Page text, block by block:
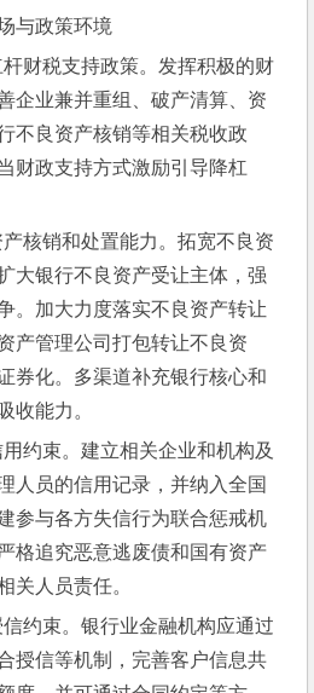
与政策环境
财税支持政策。发挥积极的财
企业兼并重组、破产清算、资
不良资产核销等相关税收政
财政支持方式激励引导降杠
核销和处置能力。拓宽不良资
大银行不良资产受让主体，强
。加大力度落实不良资产转让
产管理公司打包转让不良资
券化。多渠道补充银行核心和
收能力。
约束。建立相关企业和机构及
人员的信用记录，并纳入全国
参与各方失信行为联合惩戒机
格追究恶意逃废债和国有资产
关人员责任。
约束。银行业金融机构应通过
授信等机制，完善客户信息共